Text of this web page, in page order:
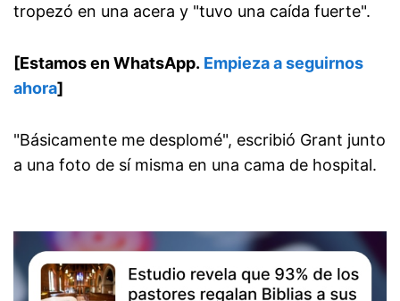
tropezó en una acera y "tuvo una caída fuerte".
[Estamos en WhatsApp. Empieza a seguirnos
ahora]
"Básicamente me desplomé", escribió Grant junto
a una foto de sí misma en una cama de hospital.